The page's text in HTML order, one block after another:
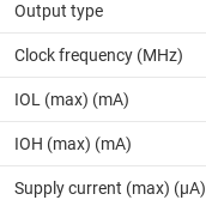
Output type
Clock frequency (MHz)
IOL (max) (mA)
IOH (max) (mA)
Supply current (max) (µA)